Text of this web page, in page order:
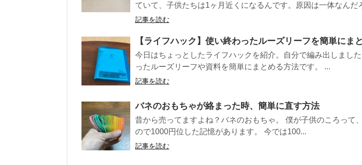
ていて、子供たちは1ヶ月近くになるんです。原因は一体なんだ
記事を読む
【ライフハック】使い終わったルーズリーフを簡単にま
今日はちょっとしたライフハックを紹介。自分で編み出しまし
ったルーズリーフや資料を簡単にまとめる方法です。 ...
記事を読む
バネのおもちゃが絡まった時、簡単に直す方法
昔から売ってますよね？バネのおもちゃ。 僕が子供のころって
ので1000円位した記憶があります。 今では100...
記事を読む